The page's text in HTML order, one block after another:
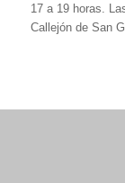
17 a 19 horas.
Callejón de San